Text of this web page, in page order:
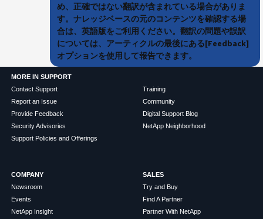
め、正確ではない翻訳が含まれている場合がありま
す。ナレッジベースの元のコンテンツを確認する場
合は、英語版をご利用ください。翻訳の問題や誤訳
については、アーティクルの最後にある[Feedback]
オプションを使用して報告できます。
MORE IN SUPPORT
Contact Support
Report an Issue
Provide Feedback
Security Advisories
Support Policies and Offerings
Training
Community
Digital Support Blog
NetApp Neighborhood
COMPANY
Newsroom
Events
NetApp Insight
SALES
Try and Buy
Find A Partner
Partner With NetApp